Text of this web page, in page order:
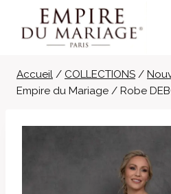
contenu
Accueil / COLLECTIONS /
Empire du Mariage / Robe